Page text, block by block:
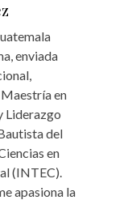
enviada
en
Liderazgo
del
en
(INTEC).
apasiona la